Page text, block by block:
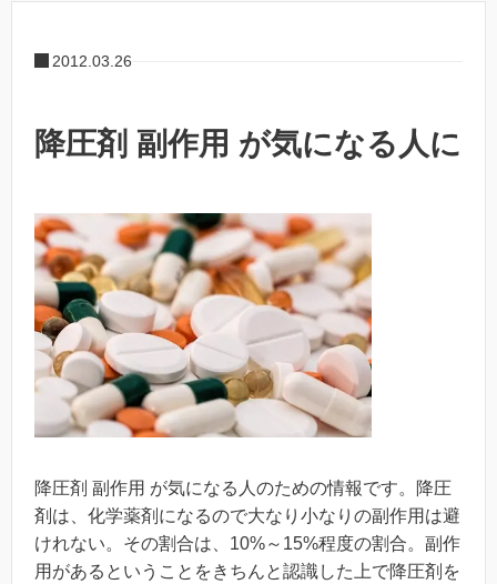
2012.03.26
降圧剤 副作用 が気になる人に
降圧剤 副作用 が気になる人のための情報です。降圧
剤は、化学薬剤になるので大なり小なりの副作用は避
けれない。その割合は、10%～15%程度の割合。副作
用があるということをきちんと認識した上で降圧剤を